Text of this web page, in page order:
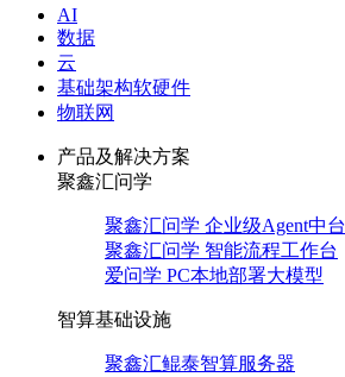
AI
数据
云
基础架构软硬件
物联网
产品及解决方案
聚鑫汇问学
聚鑫汇问学 企业级Agent中台
聚鑫汇问学 智能流程工作台
爱问学 PC本地部署大模型
智算基础设施
聚鑫汇鲲泰智算服务器